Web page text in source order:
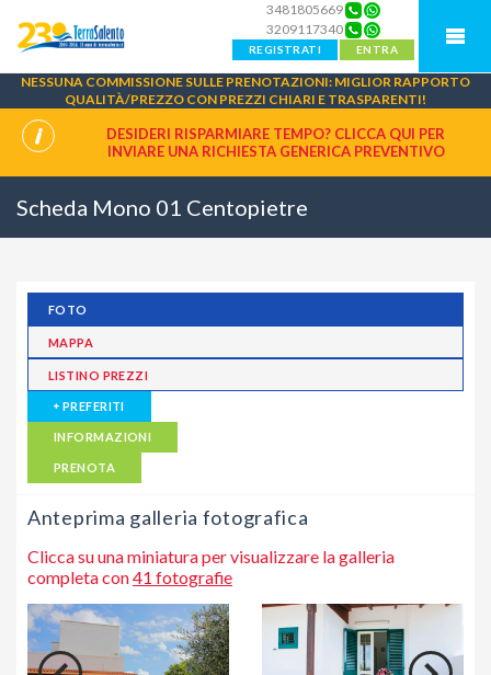
3481805669
3209117340
REGISTRATI ENTRA
NESSUNA COMMISSIONE SULLE PRENOTAZIONI: MIGLIOR RAPPORTO
QUALITÀ/PREZZO CON PREZZI CHIARI E TRASPARENTI!
DESIDERI RISPARMIARE TEMPO? CLICCA QUI PER
INVIARE UNA RICHIESTA GENERICA PREVENTIVO
Scheda Mono 01 Centopietre
FOTO
MAPPA
LISTINO PREZZI
PREFERITI
INFORMAZIONI
PRENOTA
Anteprima galleria fotografica
Clicca su una miniatura per visualizzare la galleria
completa con41 fotografie